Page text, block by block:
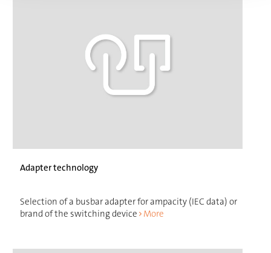
Adapter technology
Selection of a busbar adapter for ampacity (IEC data) or
brand of the switching device More